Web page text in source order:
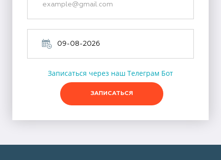
Записаться через наш Телеграм Бот
ЗАПИСАТЬСЯ